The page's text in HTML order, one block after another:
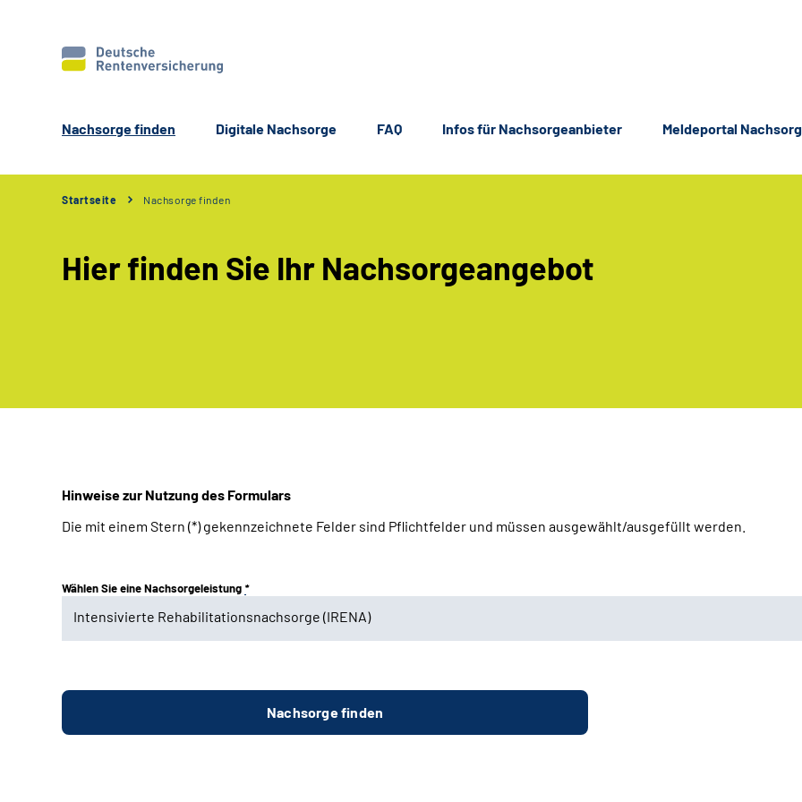
Nachsorge finden Digitale Nachsorge FAQ Infos für Nachsorgeanbieter Meldeportal
Startseite Nachsorge finden
Hier finden Sie Ihr Nachsorgeangebot
Hinweise zur Nutzung des Formulars
Die mit einem Stern (*) gekennzeichnete Felder sind Pflichtfelder und müssen ausgewählt/ausgefüllt werden.
Wählen Sie eine Nachsorgeleistung *
Intensivierte Rehabilitationsnachsorge (IRENA)